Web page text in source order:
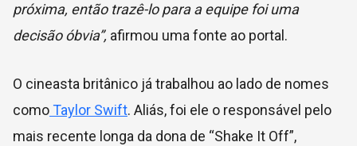
próxima, então trazê-lo para a equipe foi uma
decisão óbvia”, afirmou uma fonte ao portal.
O cineasta britânico já trabalhou ao lado de nomes
comoTaylor Swift. Aliás, foi ele o responsável pelo
mais recente longa da dona de “Shake It Off”,